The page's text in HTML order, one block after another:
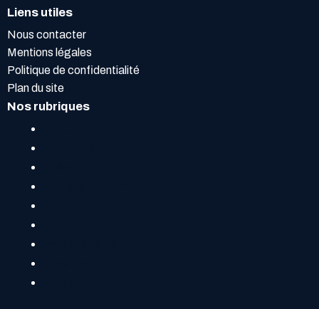
Liens utiles
Nous contacter
Mentions légales
Politique de confidentialité
Plan du site
Nos rubriques